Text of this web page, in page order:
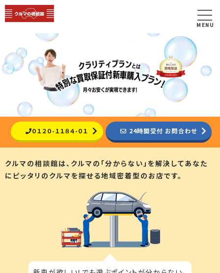
MENU
０１２０-１１８４-０１ 24時間受付 お問合わせ
クルマの相談館は、クルマの「分からない」を解決してあなた
にピッタリのクルマを探せる地域密着型のお店です。